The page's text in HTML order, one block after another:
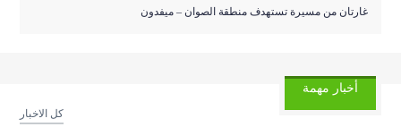
غارتان من مسيرة تستهدف منطقة الصوان – ميفدون
أخبار مهمة
كل الاخبار